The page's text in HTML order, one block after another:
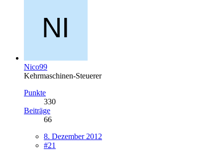
Nico99
Kehrmaschinen-Steuerer
Punkte
330
Beiträge
66
8. Dezember 2012
#21